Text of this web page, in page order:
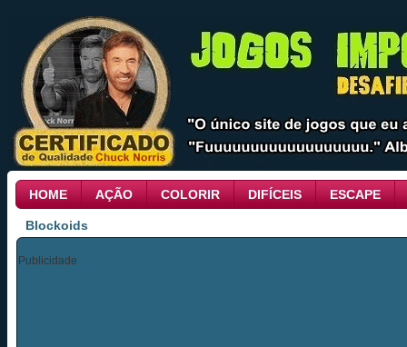
HOME AÇÃO COLORIR DIFÍCEIS ESCAPE
Blockoids
Publicidade